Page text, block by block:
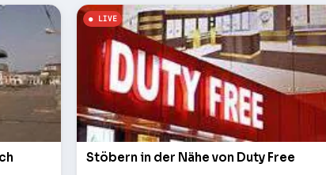
Stöbern in der Nähe von Duty Free